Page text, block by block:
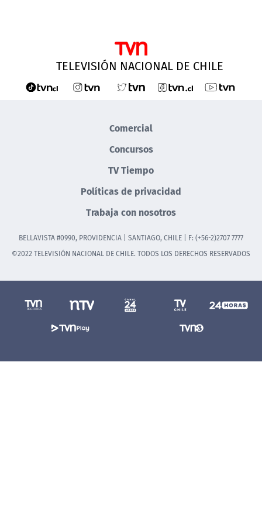
TELEVISIÓN NACIONAL DE CHILE
Comercial
Concursos
TV Tiempo
Políticas de privacidad
Trabaja con nosotros
BELLAVISTA #0990, PROVIDENCIA | SANTIAGO, CHILE | F: (+56-2)2707 7777
©2022 TELEVISIÓN NACIONAL DE CHILE. TODOS LOS DERECHOS RESERVADOS